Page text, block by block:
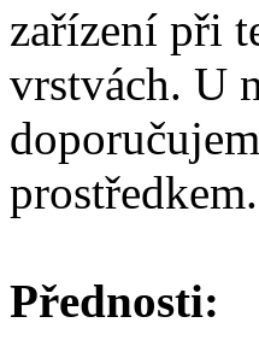
zařízení při
vrstvách. U
prostředkem.
Přednosti: